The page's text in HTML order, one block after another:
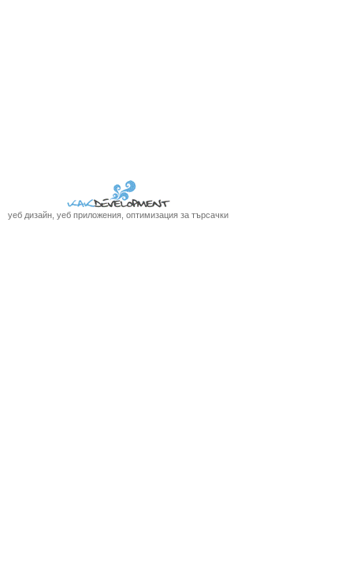
уеб дизайн, уеб приложения, оптимизация за търсачки